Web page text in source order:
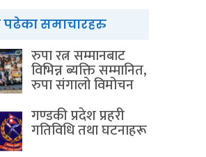
समाचारहरु
रुपा रत्न सम्मानबाट
विभिन्न ब्यक्ति सम्मानित,
रुपा संगालो विमोचन
गण्डकी प्रदेश प्रहरी
गतिविधि तथा घटनाहरू